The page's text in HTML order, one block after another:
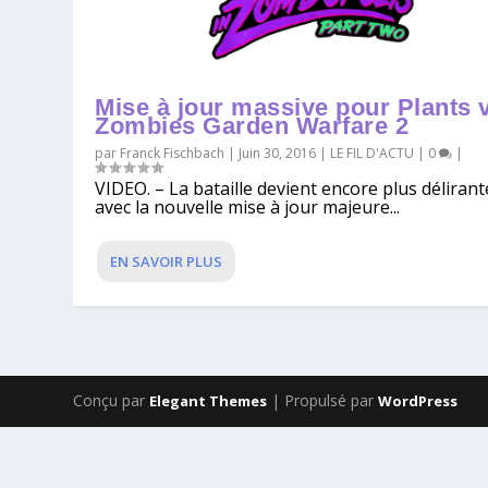
Mise à jour massive pour Plants
Zombies Garden Warfare 2
par Franck Fischbach | Juin 30, 2016 | LE FIL D'ACTU | 0 |
VIDEO. – La bataille devient encore plus
avec la nouvelle mise à jour majeure...
EN SAVOIR PLUS
Conçu par Elegant Themes | Propulsé parWordPress